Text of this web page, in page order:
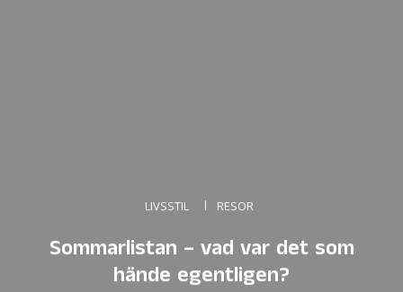
LIVSSTIL RESOR
Sommarlistan – vad var det som
hände egentligen?